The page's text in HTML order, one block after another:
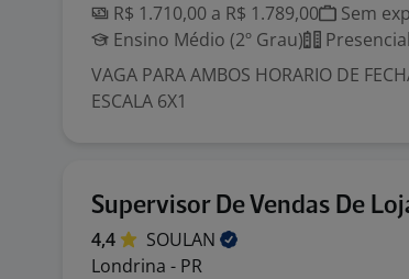
R$ 1.710,00 a R$ 1.789,00
Sem
Ensino Médio (2º Grau)
Presencial
VAGA PARA AMBOS HORARIO DE
ESCALA 6X1
Supervisor De Vendas De
4,4
SOULAN
Londrina - PR